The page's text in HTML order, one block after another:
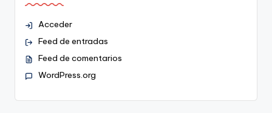
Acceder
Feed de entradas
Feed de comentarios
WordPress.org